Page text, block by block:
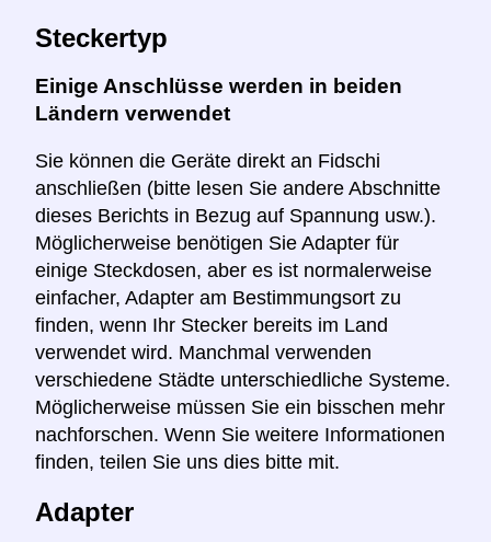
Steckertyp
Einige Anschlüsse werden in beiden
Ländern verwendet
Sie können die Geräte direkt an Fidschi
anschließen (bitte lesen Sie andere Abschnitte
dieses Berichts in Bezug auf Spannung usw.).
Möglicherweise benötigen Sie Adapter für
einige Steckdosen, aber es ist normalerweise
einfacher, Adapter am Bestimmungsort zu
finden, wenn Ihr Stecker bereits im Land
verwendet wird. Manchmal verwenden
verschiedene Städte unterschiedliche Systeme.
Möglicherweise müssen Sie ein bisschen mehr
nachforschen. Wenn Sie weitere Informationen
finden, teilen Sie uns dies bitte mit.
Adapter